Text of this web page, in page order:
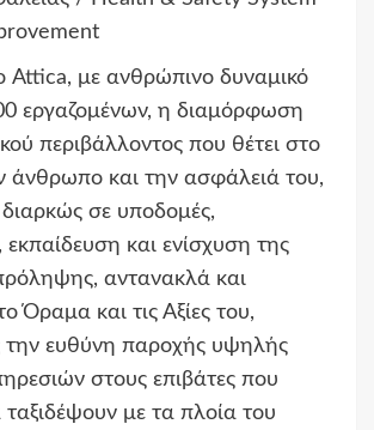
Attica, με ανθρώπινο δυναμικό
εργαζομένων, η διαμόρφωση
περιβάλλοντος που θέτει στο
άνθρωπο και την ασφάλειά του,
σε υποδομές,
εκπαίδευση και ενίσχυση της
αντανακλά και
Όραμα και τις Αξίες του,
την ευθύνη παροχής υψηλής
στους επιβάτες που
ταξιδέψουν με τα πλοία του